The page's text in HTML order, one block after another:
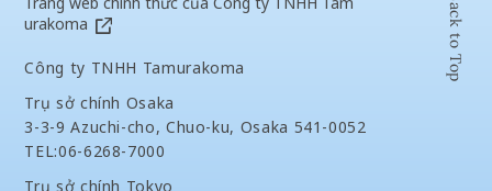
Back to Top
urakoma
Công ty TNHH Tamurakoma
Trụ sở chính Osaka
3-3-9 Azuchi-cho, Chuo-ku, Osaka 541-0052
TEL:06-6268-7000
Trụ sở chính Tokyo